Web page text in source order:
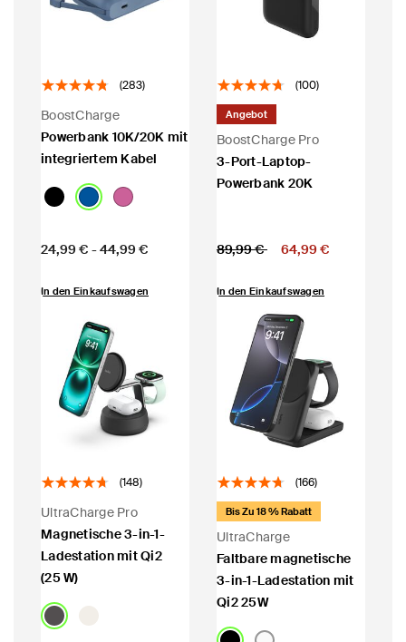
(283)
BoostCharge
Powerbank 10K/20K mit
integriertem Kabel
Price:
24,99 € -44,99 €
In den Einkaufswagen
(100)
BoostCharge Pro
Angebot
3-Port-Laptop-
Powerbank 20K
Price:
Preis reduziert von
89,99 €auf64,99 €
In den Einkaufswagen
(148)
UltraCharge Pro
Magnetische 3-in-1-
Ladestation mit Qi2
(25 W)
(166)
UltraCharge
Bis Zu 18 % Rabatt
Faltbare magnetische
3-in-1-Ladestation mit
Qi2 25W